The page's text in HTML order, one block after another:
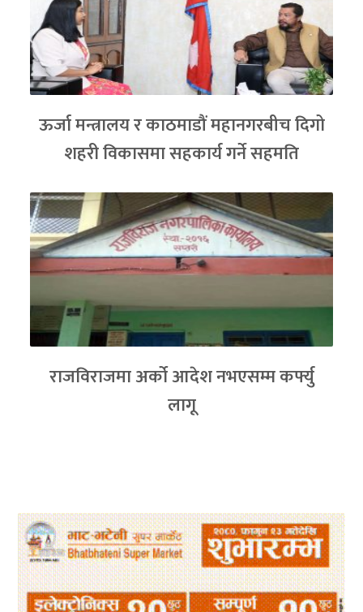
ऊर्जा मन्त्रालय र काठमाडौं महानगरबीच दिगो
शहरी विकासमा सहकार्य गर्ने सहमति
राजविराजमा अर्को आदेश नभएसम्म कर्फ्यु
लागू